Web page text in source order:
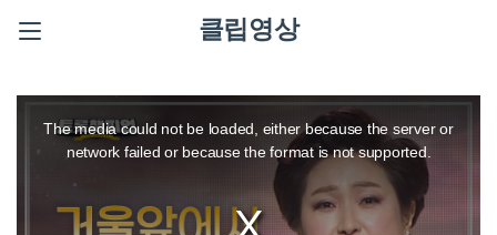
클립영상
The media could not be loaded, either because the server or
network failed or because the format is not supported.